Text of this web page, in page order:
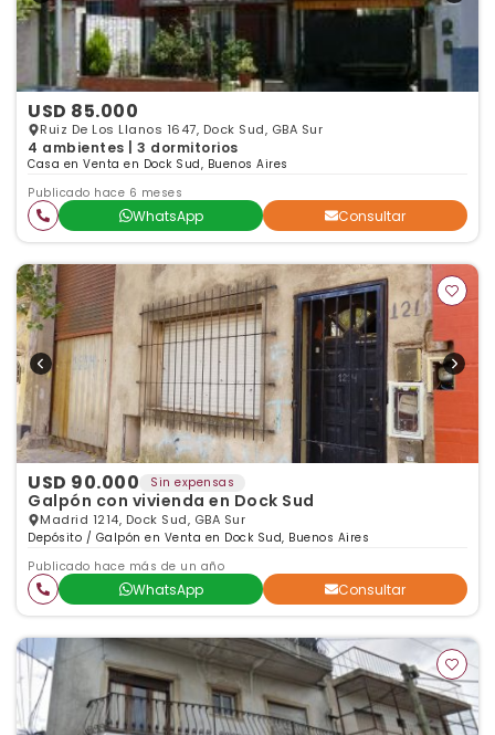
USD 85.000
Ruiz De Los Llanos 1647, Dock Sud, GBA Sur
4 ambientes | 3 dormitorios
Casa en Venta en Dock Sud, Buenos Aires
Publicado hace 6 meses
WhatsApp Consultar
USD 90.000 Sin expensas
Galpón con vivienda en Dock Sud
Madrid 1214, Dock Sud, GBA Sur
Depósito / Galpón en Venta en Dock Sud, Buenos Aires
Publicado hace más de un año
WhatsApp Consultar